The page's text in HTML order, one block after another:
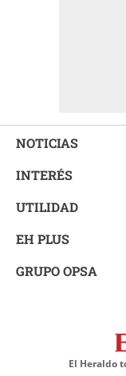
NOTICIAS
INTERÉS
UTILIDAD
EH PLUS
GRUPO OPSA
El Heraldo